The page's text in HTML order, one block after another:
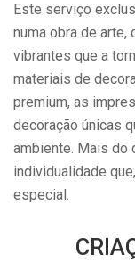
Este serviço
numa obra de
vibrantes que a
materiais de
premium, as
decoração únicas
ambiente. Mais do
individualidade
especial.